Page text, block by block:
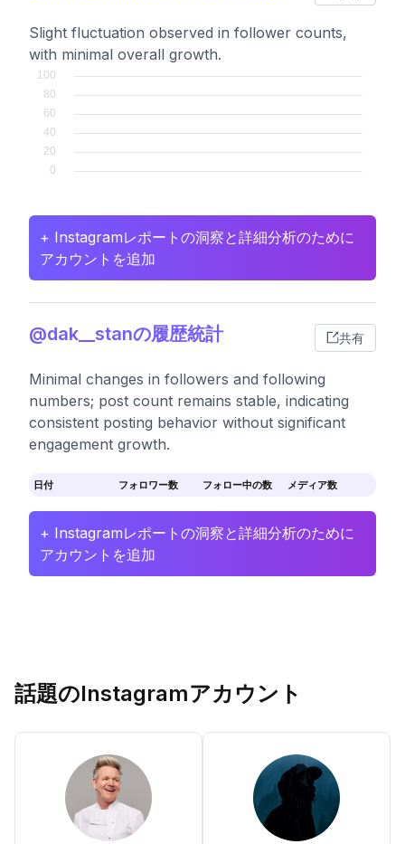
Slight fluctuation observed in follower counts,
with minimal overall growth.
+ Instagramレポートの洞察と詳細分析のために
アカウントを追加
@dak__stanの履歴統計 共有
Minimal changes in followers and following
numbers; post count remains stable, indicating
consistent posting behavior without significant
engagement growth.
日付 フォロワー数 フォロー中の数 メディア数
+ Instagramレポートの洞察と詳細分析のために
アカウントを追加
話題のInstagramアカウント